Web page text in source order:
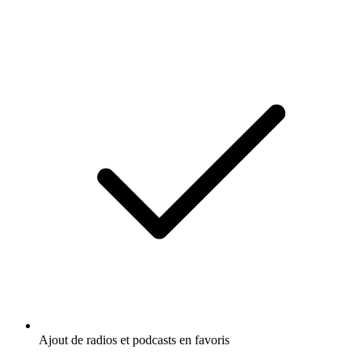
Ajout de radios et podcasts en favoris